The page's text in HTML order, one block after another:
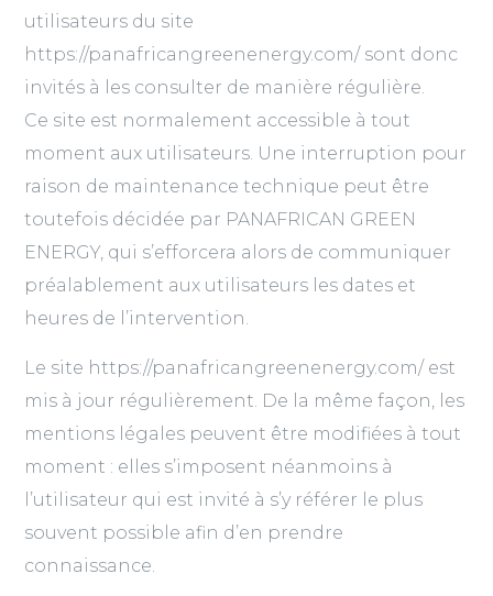
utilisateurs du site
https://panafricangreenenergy.com/ sont donc
invités à les consulter de manière régulière.
Ce site est normalement accessible à tout
moment aux utilisateurs. Une interruption pour
raison de maintenance technique peut être
toutefois décidée par PANAFRICAN GREEN
ENERGY, qui s’efforcera alors de communiquer
préalablement aux utilisateurs les dates et
heures de l’intervention.
Le site https://panafricangreenenergy.com/ est
mis à jour régulièrement. De la même façon, les
mentions légales peuvent être modifiées à tout
moment : elles s’imposent néanmoins à
l’utilisateur qui est invité à s’y référer le plus
souvent possible afin d’en prendre
connaissance.